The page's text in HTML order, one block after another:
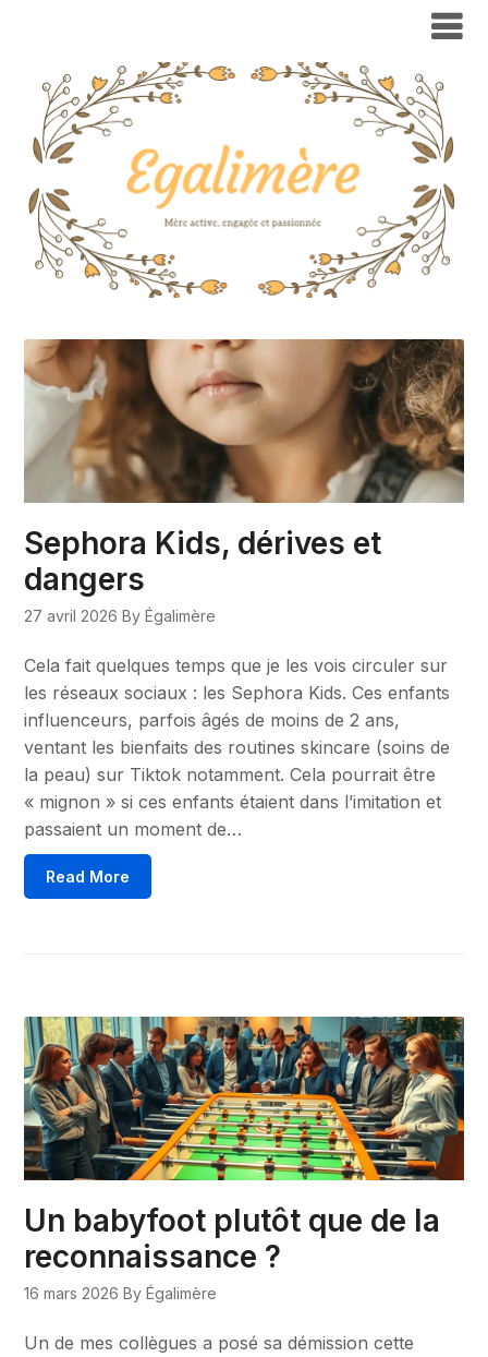
Sephora Kids, dérives et
dangers
27 avril 2026 By Égalimère
Cela fait quelques temps que je les vois circuler sur
les réseaux sociaux : les Sephora Kids. Ces enfants
influenceurs, parfois âgés de moins de 2 ans,
ventant les bienfaits des routines skincare (soins de
la peau) sur Tiktok notamment. Cela pourrait être
« mignon » si ces enfants étaient dans l’imitation et
passaient un moment de…
Read More
Un babyfoot plutôt que de la
reconnaissance ?
16 mars 2026 By Égalimère
Un de mes collègues a posé sa démission cette